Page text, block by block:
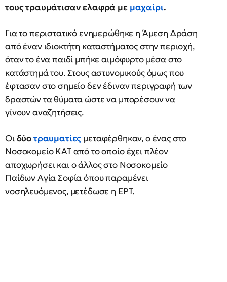
τους τραυμάτισαν ελαφρά με μαχαίρι.
Για το περιστατικό ενημερώθηκε η Άμεση Δράση
από έναν ιδιοκτήτη καταστήματος στην περιοχή,
όταν το ένα παιδί μπήκε αιμόφυρτο μέσα στο
κατάστημά του. Στους αστυνομικούς όμως που
έφτασαν στο σημείο δεν έδιναν περιγραφή των
δραστών τα θύματα ώστε να μπορέσουν να
γίνουν αναζητήσεις.
Οιδύοτραυματίες μεταφέρθηκαν, ο ένας στο
Νοσοκομείο ΚΑΤ από το οποίο έχει πλέον
αποχωρήσει και ο άλλος στο Νοσοκομείο
Παίδων Αγία Σοφία όπου παραμένει
νοσηλευόμενος, μετέδωσε η ΕΡΤ.